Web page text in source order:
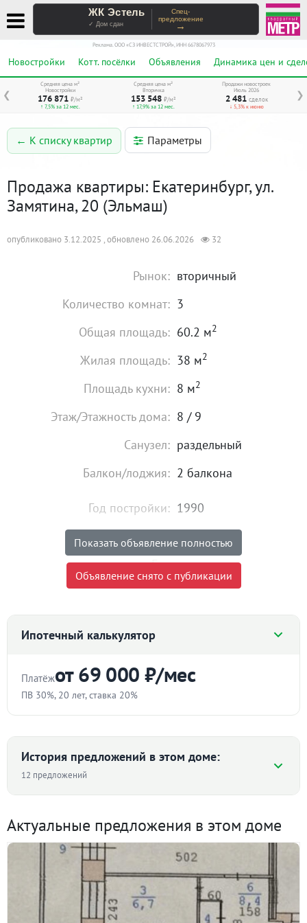
ЖК Эстель
✓ Дом сдан
Спец-
предложение
→
Реклама. ООО «СЗ ИНВЕСТСТРОЙ», ИНН 6678067973
Новостройки Котт. посёлки Объявления Динамика цен и
❮ ❯
Средняя цена м²
Новостройки
176 871 ₽/м²
↑ 7,5% за 12 мес.
Средняя цена м²
Вторичка
153 548 ₽/м²
↑ 17,9% за 12 мес.
Продажи новостроек
Июль 2026
2 481 сделок
↓ 5,3% к июню
← К списку квартир Параметры
Продажа квартиры: Екатеринбург, ул.
Замятина, 20 (Эльмаш)
опубликовано 3.12.2025 , обновлено 26.06.2026 32
Рынок: вторичный
Количество комнат: 3
Общая площадь: 60.2 м2
Жилая площадь: 38 м2
Площадь кухни: 8 м2
Этаж/Этажность дома: 8 / 9
Санузел: раздельный
Балкон/лоджия: 2 балкона
Год постройки: 1990
Высота потолков:
Газ: есть
Цена:
Объявление снято с публикации
продам 3 ком квартиру на Эльмаше
Показать объявление полностью
Объявление снято с публикации
Ипотечный калькулятор
Платёжот 69 000 ₽/мес
ПВ 30%, 20 лет, ставка 20%
лет
История предложений в этом доме:
12 предложений
59 211 57 895 56 579
Актуальные предложения в этом доме